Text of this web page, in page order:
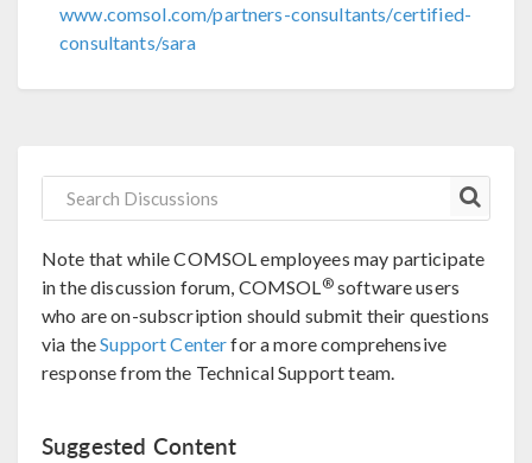
www.comsol.com/partners-consultants/certified-
consultants/sara
Note that while COMSOL employees may participate
in the discussion forum, COMSOL®software users
who are on-subscription should submit their questions
via theSupport Centerfor a more comprehensive
response from the Technical Support team.
Suggested Content